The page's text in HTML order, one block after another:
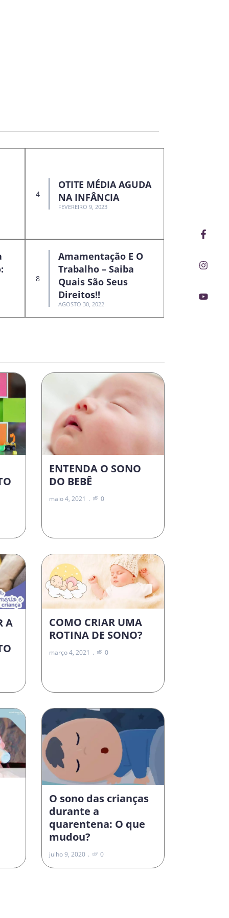
f
OTITE MÉDIA AGUDA
NA INFÂNCIA
FEVEREIRO 9, 2023
Amamentação E O
Trabalho – Saiba
Quais São Seus
Direitos!!
AGOSTO 30, 2022
ENTENDA O SONO
DO BEBÊ
maio 4, 2021 0
A
COMO CRIAR UMA
ROTINA DE SONO?
março 4, 2021 0
O sono das crianças
durante a
quarentena: O que
mudou?
julho 9, 2020 0